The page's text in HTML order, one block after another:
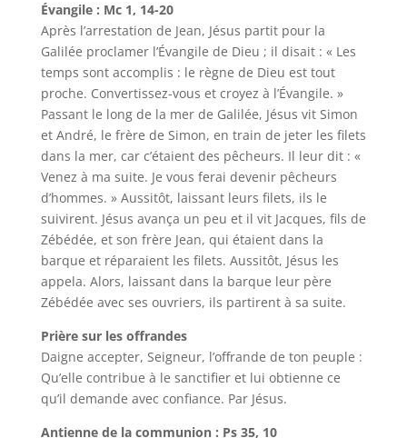
Évangile : Mc 1, 14-20
Après l’arrestation de Jean, Jésus partit pour la
Galilée proclamer l’Évangile de Dieu ; il disait : « Les
temps sont accomplis : le règne de Dieu est tout
proche. Convertissez-vous et croyez à l’Évangile. »
Passant le long de la mer de Galilée, Jésus vit Simon
et André, le frère de Simon, en train de jeter les filets
dans la mer, car c’étaient des pêcheurs. Il leur dit : «
Venez à ma suite. Je vous ferai devenir pêcheurs
d’hommes. » Aussitôt, laissant leurs filets, ils le
suivirent. Jésus avança un peu et il vit Jacques, fils de
Zébédée, et son frère Jean, qui étaient dans la
barque et réparaient les filets. Aussitôt, Jésus les
appela. Alors, laissant dans la barque leur père
Zébédée avec ses ouvriers, ils partirent à sa suite.
Prière sur les offrandes
Daigne accepter, Seigneur, l’offrande de ton peuple :
Qu’elle contribue à le sanctifier et lui obtienne ce
qu’il demande avec confiance. Par Jésus.
Antienne de la communion : Ps 35, 10